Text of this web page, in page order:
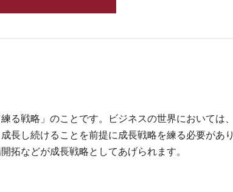
る戦略」のことです。ビジネスの世界においては、
長し続けることを前提に成長戦略を練る必要があり
拓などが成長戦略としてあげられます。